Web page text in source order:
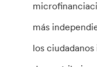
más
los